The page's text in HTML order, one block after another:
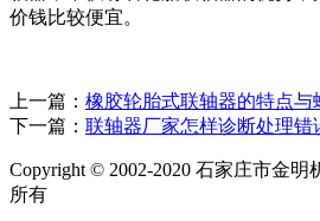
价钱比较便宜。
上一篇： 橡胶轮胎式联轴器的特点与
下一篇： 联轴器厂家怎样诊断处理错
Copyright © 2002-2020 石家庄市金
所有